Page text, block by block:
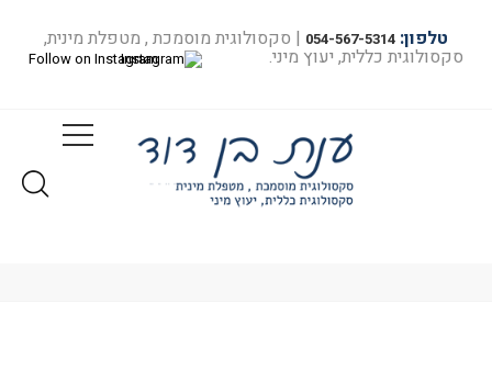
טלפון: 054-567-5314 | סקסולוגית מוסמכת , מטפלת מינית,
סקסולוגית כללית, יעוץ מיני. Follow on Instagram